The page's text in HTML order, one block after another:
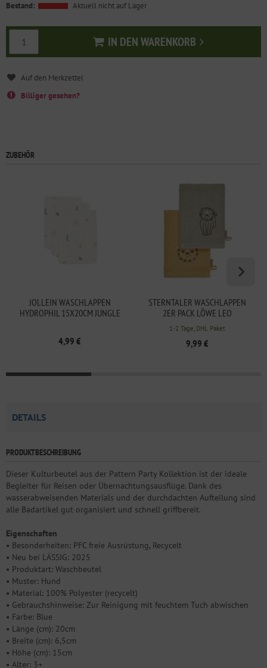
Bestand:
Aktuell nicht auf Lager
IN DEN WARENKORB
In den Warenkorb
Billiger gesehen?
ZUBEHÖR
JOLLEIN WASCHLAPPEN
HYDROPHIL 15X20CM JUNGLE
4,99 €
STERNTALER WASCHLAPPEN
2ER PACK LÖWE LEO
1-2 Tage, DHL Paket
9,99 €
DETAILS
PRODUKTBESCHREIBUNG
Dieser Kulturbeutel aus der Pattern Party Kollektion ist der ideale
Begleiter für Reisen oder Übernachtungsausflüge. Dank des
wasserabweisenden Materials und der durchdachten Aufteilung sind
alle Badartikel gut organisiert und schnell griffbereit.
Eigenschaften
• Besonderheiten: PFC freie Ausrüstung, Recycelt
• Neu bei LÄSSIG: 2025
• Produktart: Waschbeutel
• Muster: Hund
• Material: 100% Polyester (recycelt)
• Gebrauchshinweise: Zur Reinigung mit feuchtem Tuch abwischen
• Farbe: Blue
• Länge (cm): 20cm
• Breite (cm): 6,5cm
• Höhe (cm): 15cm
• Alter: 3+